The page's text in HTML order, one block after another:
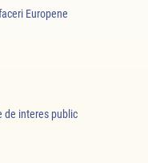
Europene
de interes public